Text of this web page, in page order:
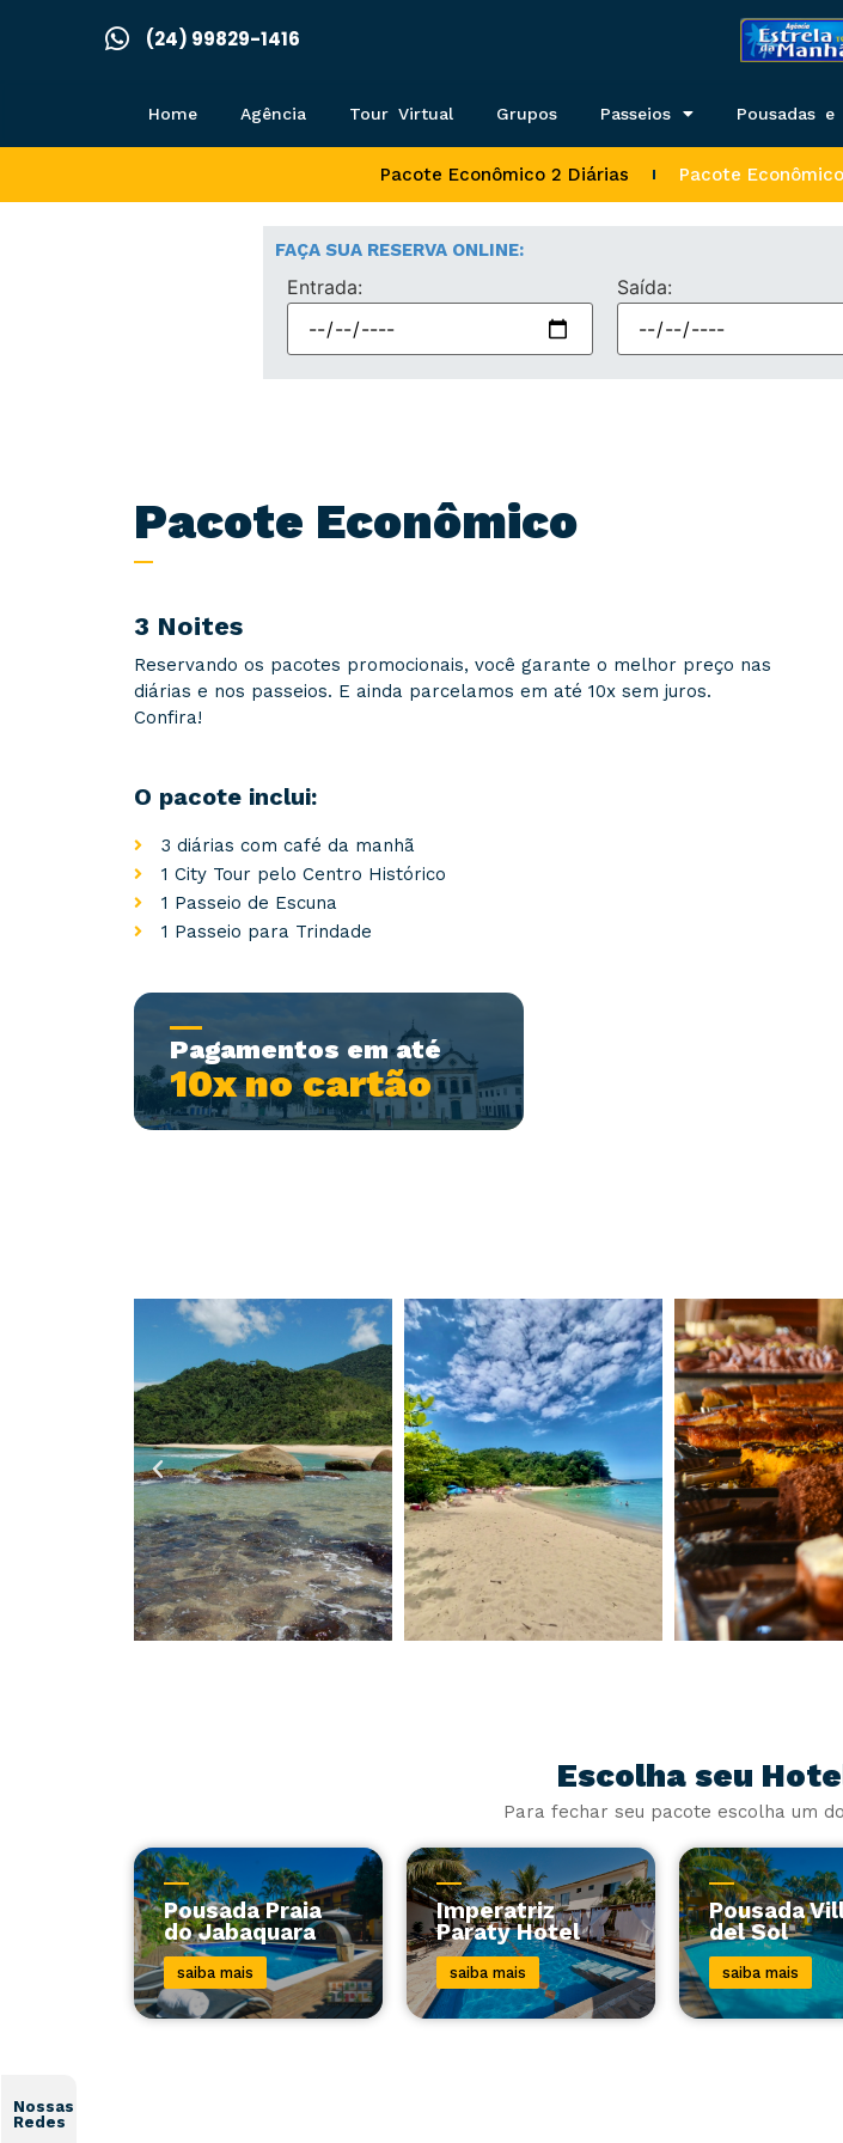
(24) 99829-1416
Home Agência Tour Virtual Grupos Passeios Pousadas e
Pacote Econômico 2 Diárias Pacote
FAÇA SUA RESERVA ONLINE:
Entrada: Saída:
Pacote Econômico
3 Noites
Reservando os pacotes promocionais, você garante o melhor preço nas
diárias e nos passeios. E ainda parcelamos em até 10x sem juros.
Confira!
O pacote inclui:
3 diárias com café da manhã
1 City Tour pelo Centro Histórico
1 Passeio de Escuna
1 Passeio para Trindade
Pagamentos em até
10x no cartão
Escolha seu
Para fechar seu pacote escolha um
Pousada Praia
do Jabaquara
saiba mais
Imperatriz
Paraty Hotel
saiba mais
Pousada
del Sol
saiba mais
Nossas
Redes